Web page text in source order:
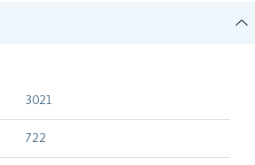
3021
722